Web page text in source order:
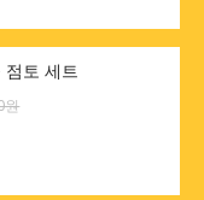
점토 세트
원